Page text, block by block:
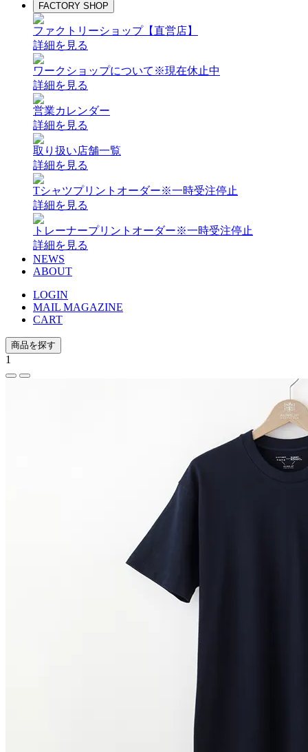
FACTORY SHOP
ファクトリーショップ【直営店】
詳細を見る
ワークショップについて ※現在休止中
詳細を見る
営業カレンダー
詳細を見る
取り扱い店舗一覧
詳細を見る
Tシャツプリントオーダー※一時受注停止
詳細を見る
トレーナープリントオーダー※一時受注停止
詳細を見る
NEWS
ABOUT
LOGIN
MAIL MAGAZINE
CART
商品を探す
1